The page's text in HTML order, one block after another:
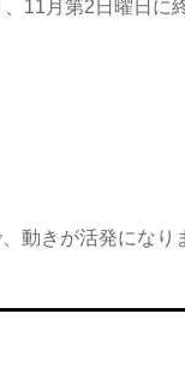
11月第2日曜日に
動きが活発になり